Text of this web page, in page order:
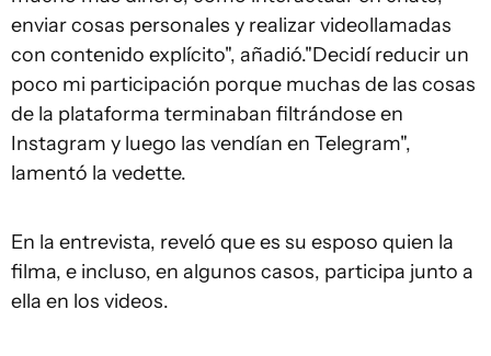
enviar cosas personales y realizar videollamadas
con contenido explícito", añadió."Decidí reducir un
poco mi participación porque muchas de las cosas
de la plataforma terminaban filtrándose en
Instagram y luego las vendían en Telegram",
lamentó la vedette.
En la entrevista, reveló que es su esposo quien la
filma, e incluso, en algunos casos, participa junto a
ella en los videos.